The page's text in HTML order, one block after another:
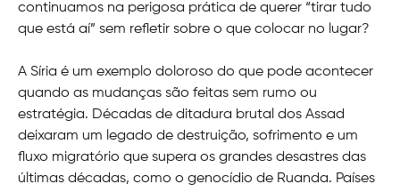
continuamos na perigosa prática de querer “tirar tudo
que está aí” sem refletir sobre o que colocar no lugar?
A Síria é um exemplo doloroso do que pode acontecer
quando as mudanças são feitas sem rumo ou
estratégia. Décadas de ditadura brutal dos Assad
deixaram um legado de destruição, sofrimento e um
fluxo migratório que supera os grandes desastres das
últimas décadas, como o genocídio de Ruanda. Países